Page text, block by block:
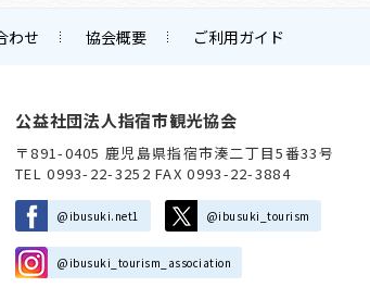
わせ 協会概要 ご利用ガイド
公益社団法人指宿市観光協会
〒891-0405 鹿児島県指宿市湊二丁目5番33号
TEL 0993-22-3252 FAX 0993-22-3884
@ibusuki.net1 @ibusuki_tourism
@ibusuki_tourism_association